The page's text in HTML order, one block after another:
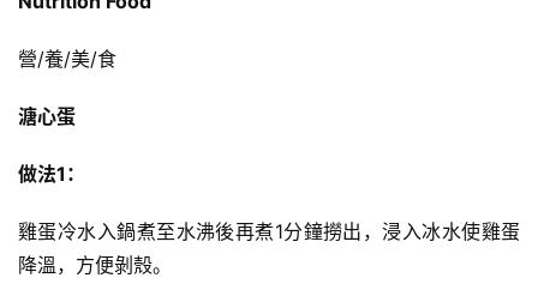
營/養/美/食
溏心蛋
做法1：
雞蛋冷水入鍋煮至水沸後再煮1分鐘撈出，浸入冰水使雞蛋
降溫，方便剝殼。